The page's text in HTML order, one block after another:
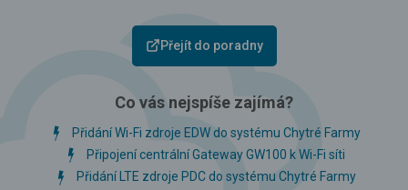
Přejít do poradny
Co vás nejspíše zajímá?
Přidání Wi-Fi zdroje EDW do systému Chytré Farmy
Připojení centrální Gateway GW100 k Wi-Fi síti
Přidání LTE zdroje PDC do systému Chytré Farmy